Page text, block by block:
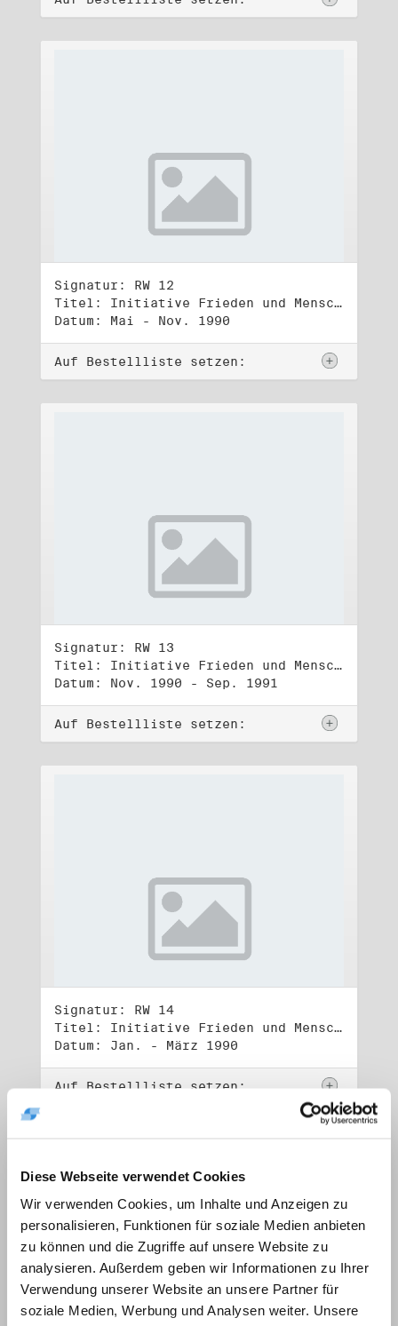
Diese Webseite verwendet Cookies
Wir verwenden Cookies, um Inhalte und Anzeigen zu
personalisieren, Funktionen für soziale Medien anbieten
zu können und die Zugriffe auf unsere Website zu
analysieren. Außerdem geben wir Informationen zu Ihrer
Verwendung unserer Website an unsere Partner für
soziale Medien, Werbung und Analysen weiter. Unsere
Signatur: RW 12
Titel: Initiative Frieden und Menschenrechte (2)
Datum: Mai - Nov. 1990
Auf Bestellliste setzen:
Signatur: RW 13
Titel: Initiative Frieden und Menschenrechte (3)
Datum: Nov. 1990 - Sep. 1991
Auf Bestellliste setzen:
Signatur: RW 14
Titel: Initiative Frieden und Menschenrechte, Volkskammerwahl 18.3.1990
Datum: Jan. - März 1990
Auf Bestellliste setzen: